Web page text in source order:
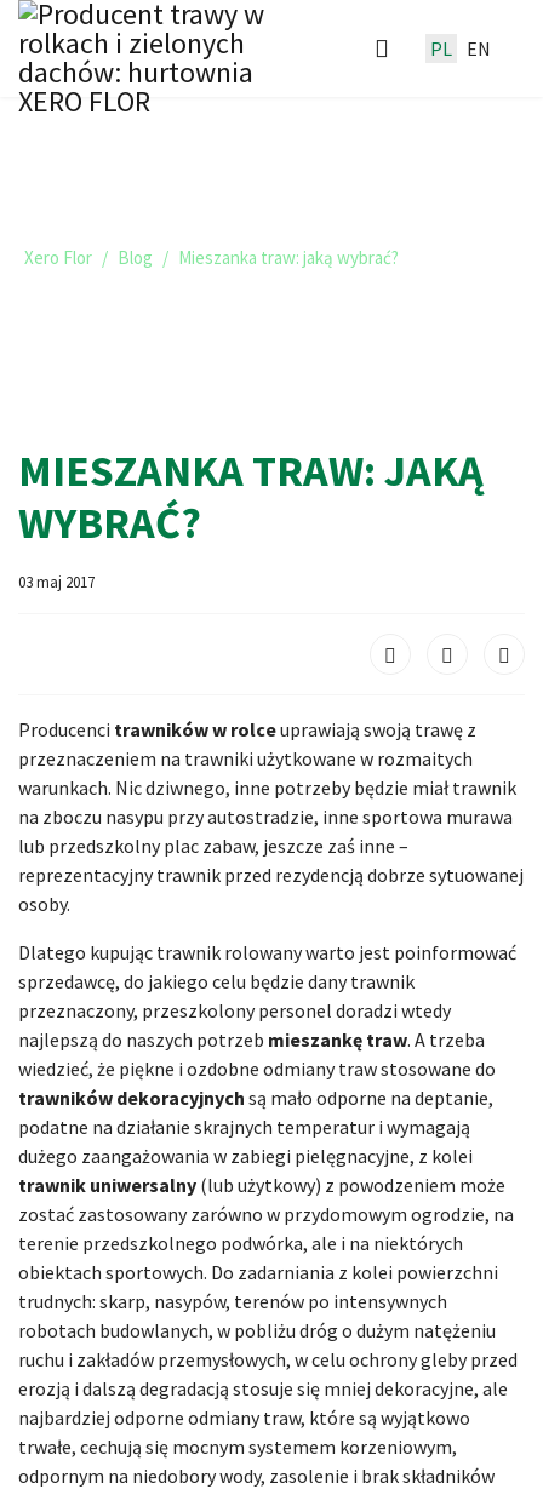
PL EN
Xero Flor Blog Mieszanka traw: jaką wybrać?
MIESZANKA TRAW: JAKĄ
WYBRAĆ?
03 maj 2017
Producenci trawników w rolceuprawiają swoją trawę z
przeznaczeniem na trawniki użytkowane w rozmaitych
warunkach. Nic dziwnego, inne potrzeby będzie miał trawnik
na zboczu nasypu przy autostradzie, inne sportowa murawa
lub przedszkolny plac zabaw, jeszcze zaś inne –
reprezentacyjny trawnik przed rezydencją dobrze sytuowanej
osoby.
Dlatego kupując trawnik rolowany warto jest poinformować
sprzedawcę, do jakiego celu będzie dany trawnik
przeznaczony, przeszkolony personel doradzi wtedy
najlepszą do naszych potrzeb mieszankę traw. A trzeba
wiedzieć, że piękne i ozdobne odmiany traw stosowane do
trawników dekoracyjnych są mało odporne na deptanie,
podatne na działanie skrajnych temperatur i wymagają
dużego zaangażowania w zabiegi pielęgnacyjne, z kolei
trawnik uniwersalny (lub użytkowy) z powodzeniem może
zostać zastosowany zarówno w przydomowym ogrodzie, na
terenie przedszkolnego podwórka, ale i na niektórych
obiektach sportowych. Do zadarniania z kolei powierzchni
trudnych: skarp, nasypów, terenów po intensywnych
robotach budowlanych, w pobliżu dróg o dużym natężeniu
ruchu i zakładów przemysłowych, w celu ochrony gleby przed
erozją i dalszą degradacją stosuje się mniej dekoracyjne, ale
najbardziej odporne odmiany traw, które są wyjątkowo
trwałe, cechują się mocnym systemem korzeniowym,
odpornym na niedobory wody, zasolenie i brak składników